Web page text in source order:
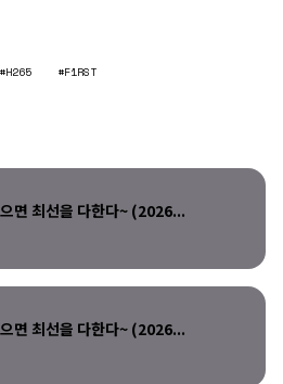
#H265 #F1RST
면 최선을 다한다~ (2026...
면 최선을 다한다~ (2026...